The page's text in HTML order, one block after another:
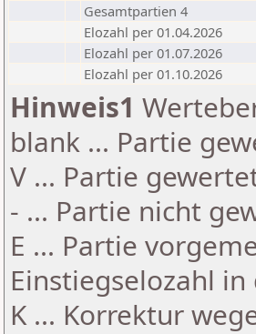
Gesamtpartien 4
Elozahl per 01.04.2026
Elozahl per 01.07.2026
Elozahl per 01.10.2026
Hinweis1
blank ... Partie
V ... Partie
- ... Partie nicht
E ... Partie
Einstiegselozahl
K ... Korrektur